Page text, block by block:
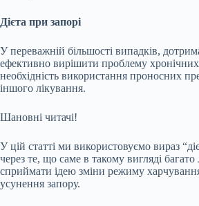
Дієта при запорі
У переважній більшості випадків,
ефективно вирішити проблему хронічних
необхідність використання проносних
іншого лікування.
Шановні читачі!
У цій статті ми використовуємо вираз
через те, що саме в такому вигляді
сприймати ідею зміни режиму
усунення запору.